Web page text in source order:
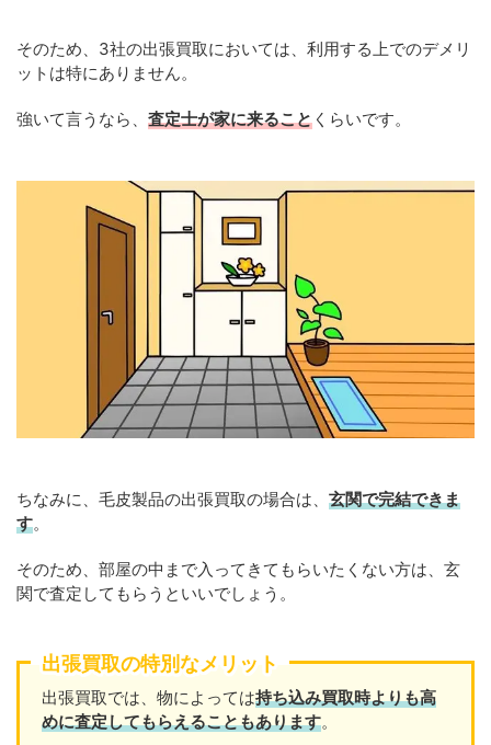
そのため、3社の出張買取においては、利用する上でのデメリ
ットは特にありません。
強いて言うなら、 査定士が家に来ること くらいです。
ちなみに、毛皮製品の出張買取の場合は、 玄関で完結できま
す。
そのため、部屋の中まで入ってきてもらいたくない方は、玄
関で査定してもらうといいでしょう。
出張買取の特別なメリット
出張買取では、物によっては持ち込み買取時よりも高
めに査定してもらえることもあります。